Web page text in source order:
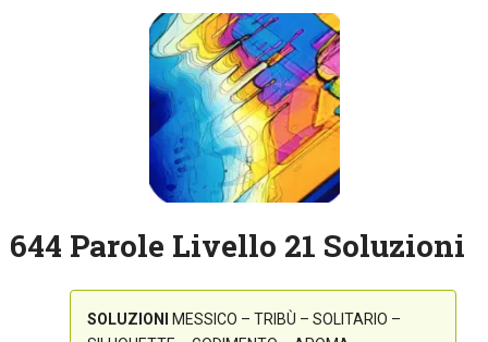
644 Parole Livello 21 Soluzioni
SOLUZIONI
MESSICO – TRIBÙ – SOLITARIO –